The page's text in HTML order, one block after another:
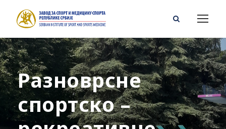
Разноврсне
спортско –